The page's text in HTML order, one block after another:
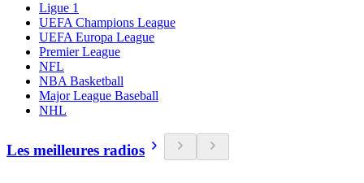
Ligue 1
UEFA Champions League
UEFA Europa League
Premier League
NFL
NBA Basketball
Major League Baseball
NHL
Les meilleures radios